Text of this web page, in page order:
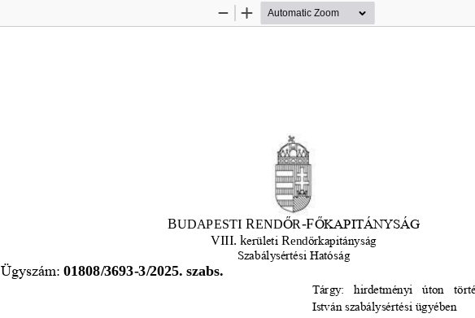
Zoom
Zoom
BUDAPESTI RENDŐR-FŐKAPITÁNYSÁG
VIII. kerületi Rendőrkapitányság
Szabálysértési Hatóság
Ügyszám: 01808/3693-3/2025. szabs.
Tárgy:  hirdetményi  úton
István szabálysértési ügyében